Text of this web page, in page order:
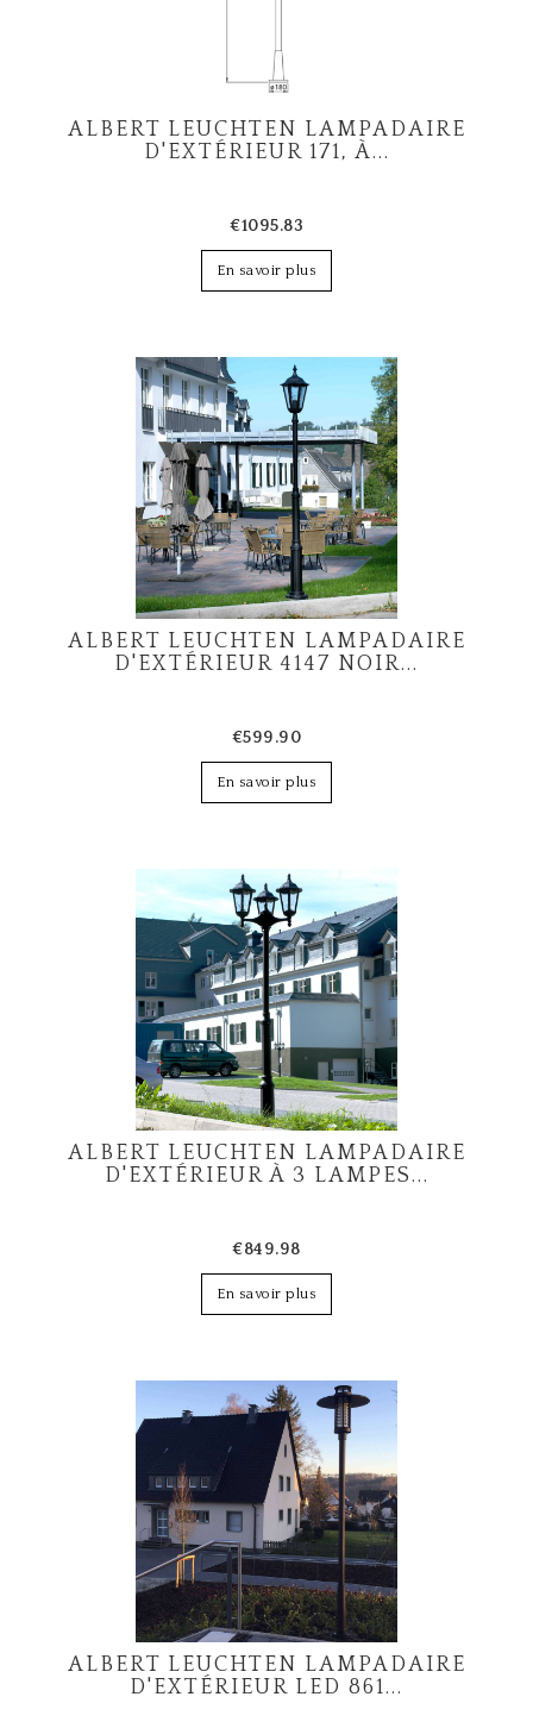
ALBERT LEUCHTEN LAMPADAIRE
D'EXTÉRIEUR 171, À...
€1095.83
En savoir plus
ALBERT LEUCHTEN LAMPADAIRE
D'EXTÉRIEUR 4147 NOIR...
€599.90
En savoir plus
ALBERT LEUCHTEN LAMPADAIRE
D'EXTÉRIEUR À 3 LAMPES...
€849.98
En savoir plus
ALBERT LEUCHTEN LAMPADAIRE
D'EXTÉRIEUR LED 861...